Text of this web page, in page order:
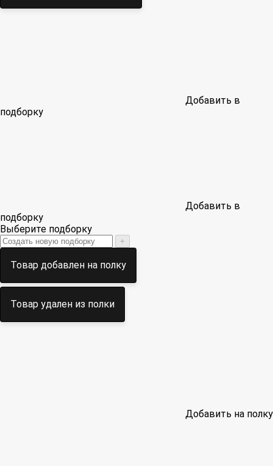
Добавить в
подборку
Добавить в
подборку
Выберите подборку
+
Товар добавлен на полку
Товар удален из полки
Добавить на полку